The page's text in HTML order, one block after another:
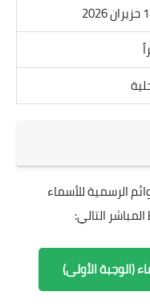
الرسمية للأسماء
التالي:
(الوجبة الأولى)